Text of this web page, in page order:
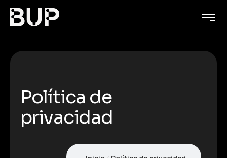
Política de
privacidad